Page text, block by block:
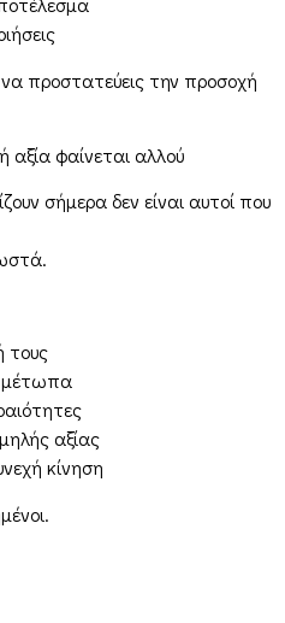
να προστατεύεις την προσοχή
φαίνεται αλλού
σήμερα δεν είναι αυτοί που
τους
μέτωπα
αξίας
κίνηση